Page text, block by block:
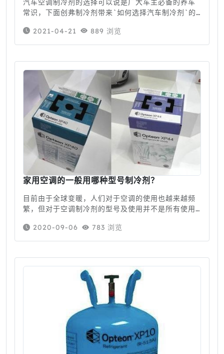
汽车空调制冷剂的选择可以说是广大车主必备的养车
常识，下面创弗制冷剂带来`如何选择汽车制冷剂`的
选择汽车空调制冷剂? 汽车制冷剂的选
2021-04-21 889 浏览
家用空调的一般用哪种型号制冷剂？
目前由于全球变暖，人们对于空调的使用也越来越频
繁，但对于空调制冷剂的型号及使用并不是所有使用
种最好，家用空调常使用的制冷剂型号
2020-09-06 783 浏览